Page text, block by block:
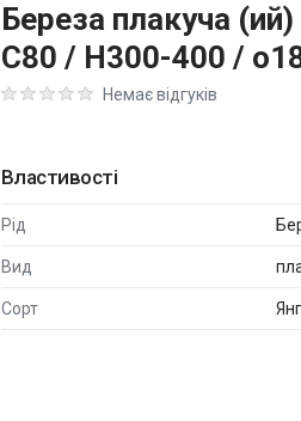
Береза плакуча (ий)
C80 / H300-400 /
Rating: 0 out of 5Немає відгуків
Властивості
Рід
Вид
Сорт